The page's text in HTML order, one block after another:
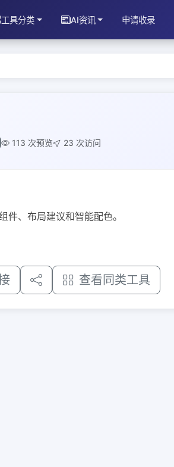
工具分类 AI资讯 申请收录
113 次预览 23 次访问
、布局建议和智能配色。
查看同类工具